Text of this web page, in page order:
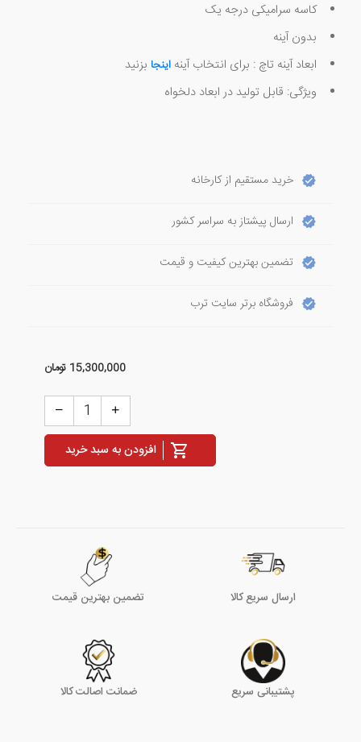
کاسه سرامیکی درجه یک
بدون آینه
ابعاد آینه تاچ : برای انتخاب آینه اینجا بزنید
ویژگی: قابل تولید در ابعاد دلخواه
خرید مستقیم از کارخانه
ارسال پیشتاز به سراسر کشور
تضمین بهترین کیفیت و قیمت
فروشگاه برتر سایت ترب
15,300,000 تومان
افزودن به سبد خرید
ارسال سریع کالا تضمین بهترین قیمت
پشتیبانی سریع ضمانت اصالت کالا